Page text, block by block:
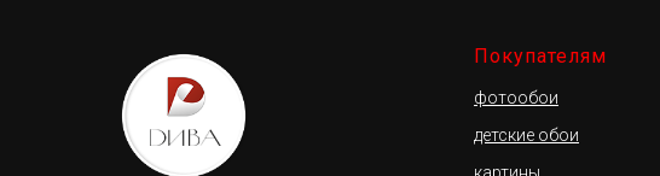
Покупателям
фотообои
детские обои